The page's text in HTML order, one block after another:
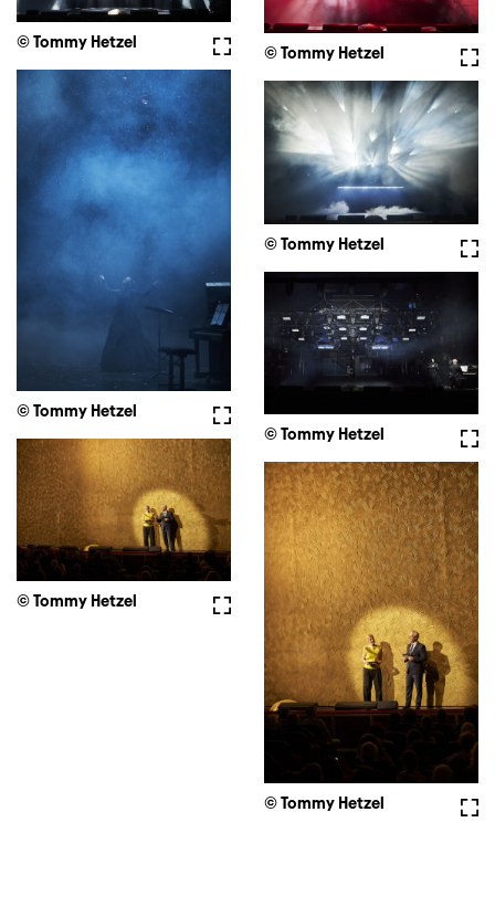
Vollbild
© Tommy Hetzel
© Tommy Hetzel
Vollbild
© Tommy Hetzel
© Tommy Hetzel
© Tommy Hetzel
Vollbild
© Tommy Hetzel
© Tommy Hetzel